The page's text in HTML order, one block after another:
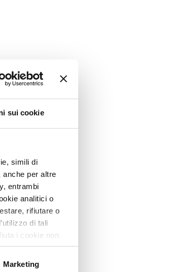
sui cookie
simili di
per altre
entrambi
analitici o
rifiutare o
di tali
i cookie non
tecnici. Per
suddetta
Marketing